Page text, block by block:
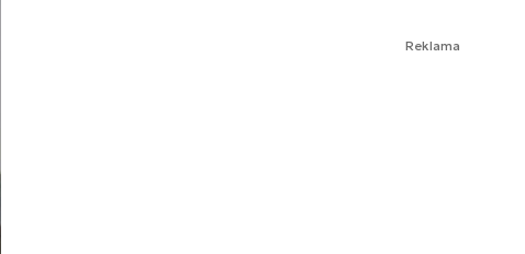
Reklama